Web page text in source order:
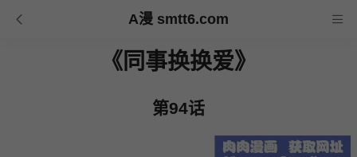
A漫 smtt6.com
《同事换换爱》
第94话